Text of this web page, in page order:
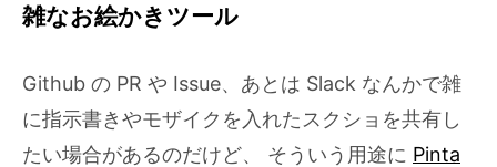
雑なお絵かきツール
Github の PR や Issue、あとは Slack なんかで雑
に指示書きやモザイクを入れたスクショを共有し
たい場合があるのだけど、 そういう用途に Pinta